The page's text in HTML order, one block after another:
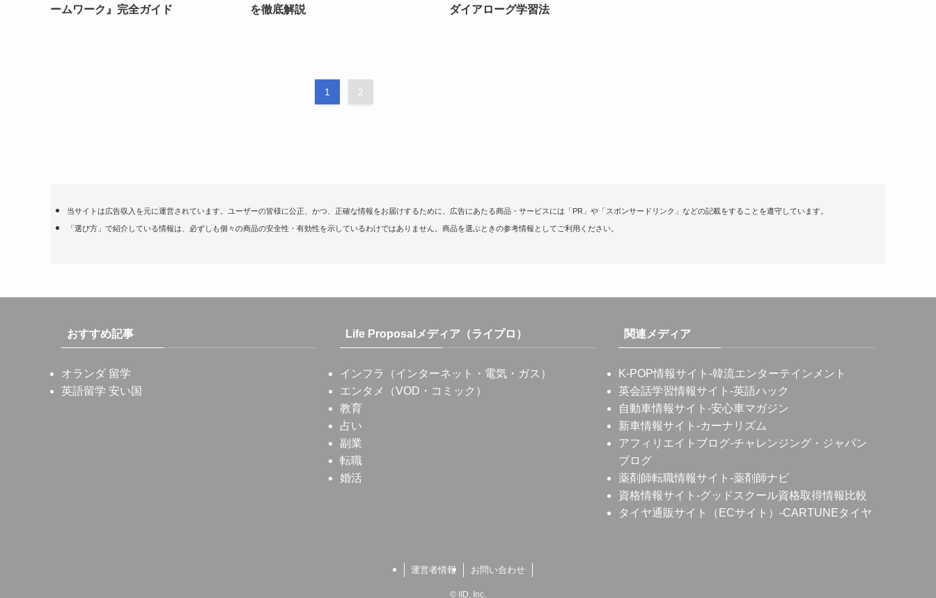
ームワーク』完全ガイド
を徹底解説
ダイアローグ学習法
1 2
当サイトは広告収入を元に運営されています。ユーザーの皆様に公正、かつ、正確な情報をお届けするために、広告にあたる商品・サービスには「PR」や「スポンサードリンク」などの記載をすることを遵守しています。
「選び方」で紹介している情報は、必ずしも個々の商品の安全性・有効性を示しているわけではありません。商品を選ぶときの参考情報としてご利用ください。
おすすめ記事
オランダ 留学
英語留学 安い国
Life Proposalメディア（ライプロ）
インフラ（インターネット・電気・ガス）
エンタメ（VOD・コミック）
教育
占い
副業
転職
婚活
関連メディア
K-POP情報サイト -韓流エンターテインメント
英会話学習情報サイト -英語ハック
自動車情報サイト -安心車マガジン
新車情報サイト -カーナリズム
アフィリエイトブログ-チャレンジング・ジャパン
ブログ
薬剤師転職情報サイト -薬剤師ナビ
資格情報サイト -グッドスクール資格取得情報比較
タイヤ通販サイト（ECサイト） -CARTUNEタイヤ
運営者情報 お問い合わせ
© IID, Inc.